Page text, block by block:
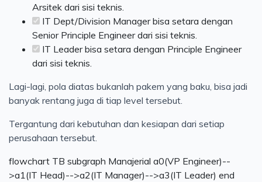
Arsitek dari sisi teknis.
IT Dept/Division Manager bisa setara dengan
Senior Principle Engineer dari sisi teknis.
IT Leader bisa setara dengan Principle Engineer
dari sisi teknis.
Lagi-lagi, pola diatas bukanlah pakem yang baku, bisa jadi
banyak rentang juga di tiap level tersebut.
Tergantung dari kebutuhan dan kesiapan dari setiap
perusahaan tersebut.
flowchart TB subgraph Manajerial a0(VP Engineer)--
>a1(IT Head)-->a2(IT Manager)-->a3(IT Leader) end